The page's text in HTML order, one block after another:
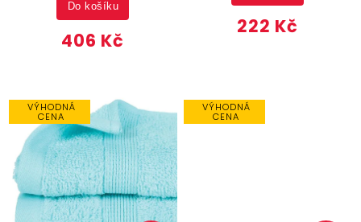
406 Kč
Do košíku
222 Kč
VÝHODNÁ
CENA
VÝHODNÁ
CENA